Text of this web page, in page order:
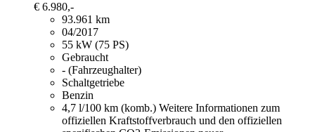
€ 6.980,-
93.961 km
04/2017
55 kW (75 PS)
Gebraucht
- (Fahrzeughalter)
Schaltgetriebe
Benzin
4,7 l/100 km (komb.) Weitere Informationen zum
offiziellen Kraftstoffverbrauch und den offiziellen